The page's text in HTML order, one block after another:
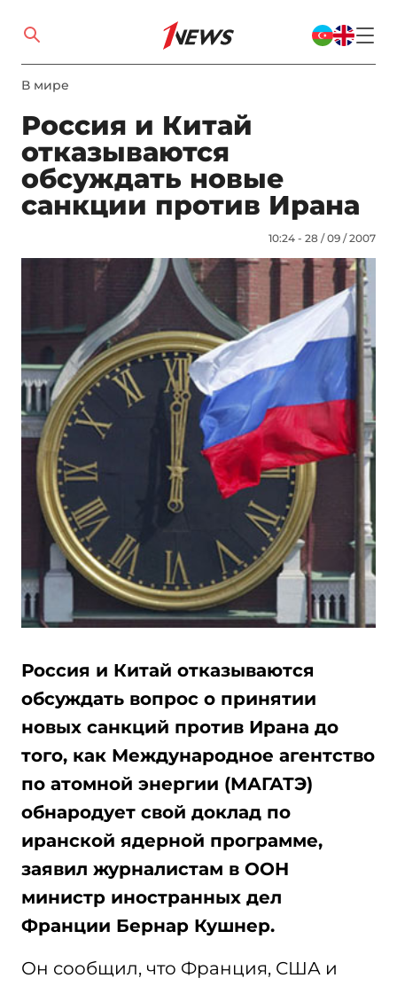
В мире
Россия и Китай
отказываются
обсуждать новые
санкции против Ирана
10:24 - 28 / 09 / 2007
Россия и Китай отказываются
обсуждать вопрос о принятии
новых санкций против Ирана до
того, как Международное агентство
по атомной энергии (МАГАТЭ)
обнародует свой доклад по
иранской ядерной программе,
заявил журналистам в ООН
министр иностранных дел
Франции Бернар Кушнер.
Он сообщил, что Франция, США и